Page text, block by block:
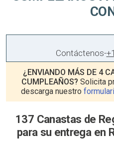
Contáctenos-
¿ENVIANDO MÁS DE 4
CUMPLEAÑOS? Solicita
descarga nuestro
137 Canastas de
para su entrega en